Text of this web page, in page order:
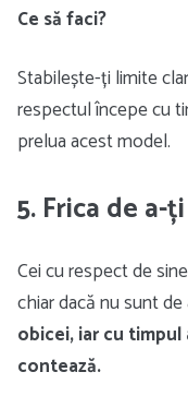
Ce să faci?
Stabilește-ți limite
respectul începe cu
prelua acest model.
5. Frica de
Cei cu respect de
chiar dacă nu sunt
obicei, iar cu
contează.